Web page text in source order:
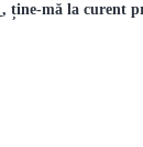
, ține-mă la curent